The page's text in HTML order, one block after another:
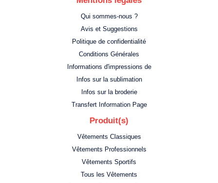
Qui sommes-nous ?
Avis et Suggestions
Politique de confidentialité
Conditions Générales
Informations d'impressions de
Infos sur la sublimation
Infos sur la broderie
Transfert Information Page
Produit(s)
Vêtements Classiques
Vêtements Professionnels
Vêtements Sportifs
Tous les Vêtements